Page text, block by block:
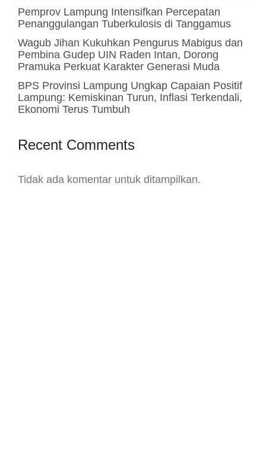
Pemprov Lampung Intensifkan Percepatan
Penanggulangan Tuberkulosis di Tanggamus
Wagub Jihan Kukuhkan Pengurus Mabigus dan
Pembina Gudep UIN Raden Intan, Dorong
Pramuka Perkuat Karakter Generasi Muda
BPS Provinsi Lampung Ungkap Capaian Positif
Lampung: Kemiskinan Turun, Inflasi Terkendali,
Ekonomi Terus Tumbuh
Recent Comments
Tidak ada komentar untuk ditampilkan.